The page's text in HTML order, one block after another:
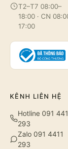
T2–T7 08:00–
18:00 · CN
17:00
KÊNH LIÊN HỆ
Hotline 091
293
Zalo 091 4411
293